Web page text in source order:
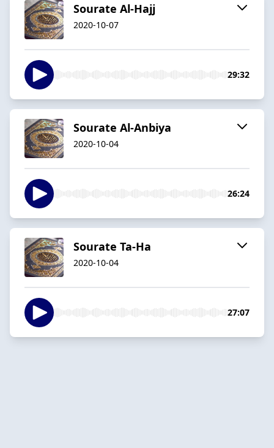
Sourate Al-Hajj
2020-10-07
29:32
Sourate Al-Anbiya
2020-10-04
26:24
Sourate Ta-Ha
2020-10-04
27:07